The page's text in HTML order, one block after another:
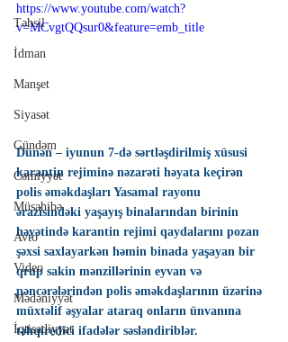
Təhsil
İdman
Manşet
Siyasət
Gündəm
Cəmiyyət
Müsahibə
Avto
Video
Mədəniyyət
İqtisadiyyat
https://www.youtube.com/watch?
v=MCvgtQQsur0&feature=emb_title
Dünən – iyunun 7-də sərtləşdirilmiş xüsusi
karantin rejiminə nəzarəti həyata keçirən
polis əməkdaşları Yasamal rayonu
ərazisindəki yaşayış binalarından birinin
həyətində karantin rejimi qaydalarını pozan
şəxsi saxlayarkən həmin binada yaşayan bir
qrup sakin mənzillərinin eyvan və
pəncərələrindən polis əməkdaşlarının üzərinə
müxtəlif əşyalar ataraq onların ünvanına
təhqiredici ifadələr səsləndiriblər.